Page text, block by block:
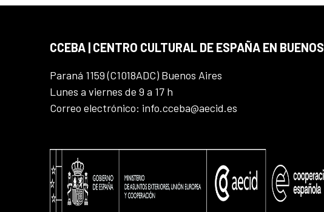
CCEBA | CENTRO CULTURAL DE ESPAÑA EN
Paraná 1159 (C1018ADC) Buenos Aires
Lunes a viernes de 9 a 17 h
Correo electrónico: info.cceba@aecid.es